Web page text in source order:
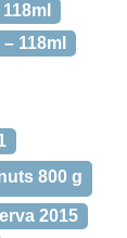
118ml
800 g
2015